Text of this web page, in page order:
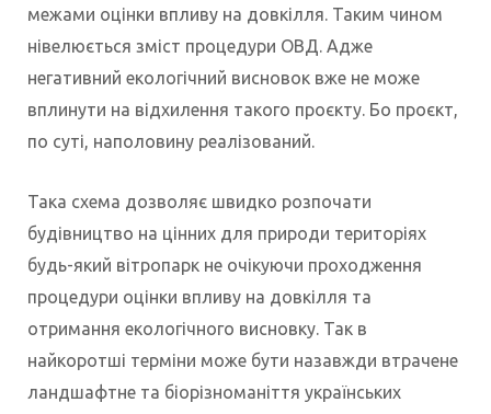
межами оцінки впливу на довкілля. Таким чином
нівелюється зміст процедури ОВД. Адже
негативний екологічний висновок вже не може
вплинути на відхилення такого проєкту. Бо проєкт,
по суті, наполовину реалізований.
Така схема дозволяє швидко розпочати
будівництво на цінних для природи територіях
будь-який вітропарк не очікуючи проходження
процедури оцінки впливу на довкілля та
отримання екологічного висновку. Так в
найкоротші терміни може бути назавжди втрачене
ландшафтне та біорізноманіття українських